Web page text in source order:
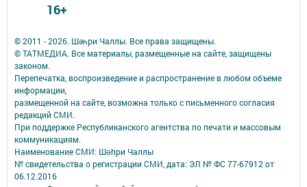
© 2011 - 2026. Шәһри Чаллы. Все права защищены.
© ТАТМЕДИА. Все материалы, размещенные на сайте, защищены
законом.
Перепечатка, воспроизведение и распространение в любом объеме
информации,
размещенной на сайте, возможна только с письменного согласия
редакций СМИ.
При поддержке Республиканского агентства по печати и массовым
коммуникациям.
Наименование СМИ: Шəhри Чаллы
№ свидетельства о регистрации СМИ, дата: ЭЛ № ФС 77-67912 от
06.12.2016
16+